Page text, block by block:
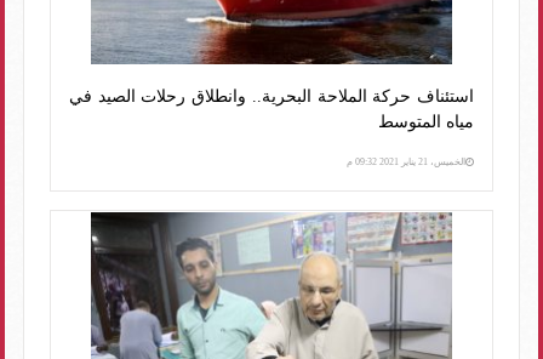
استئناف حركة الملاحة البحرية.. وانطلاق رحلات الصيد في
مياه المتوسط
الخميس، 21 يناير 2021 09:32 م